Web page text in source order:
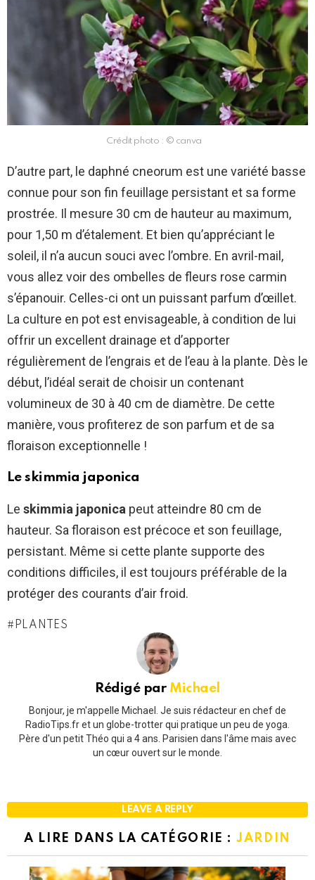
Crédit photo : © canva
D’autre part, le daphné cneorum est une variété basse
connue pour son fin feuillage persistant et sa forme
prostrée. Il mesure 30 cm de hauteur au maximum,
pour 1,50 m d’étalement. Et bien qu’appréciant le
soleil, il n’a aucun souci avec l’ombre. En avril-mail,
vous allez voir des ombelles de fleurs rose carmin
s’épanouir. Celles-ci ont un puissant parfum d’œillet.
La culture en pot est envisageable, à condition de lui
offrir un excellent drainage et d’apporter
régulièrement de l’engrais et de l’eau à la plante. Dès le
début, l’idéal serait de choisir un contenant
volumineux de 30 à 40 cm de diamètre. De cette
manière, vous profiterez de son parfum et de sa
floraison exceptionnelle !
Le skimmia japonica
Le skimmia japonica peut atteindre 80 cm de
hauteur. Sa floraison est précoce et son feuillage,
persistant. Même si cette plante supporte des
conditions difficiles, il est toujours préférable de la
protéger des courants d’air froid.
PLANTES
Rédigé par Michael
Bonjour, je m'appelle Michael. Je suis rédacteur en chef de
RadioTips.fr et un globe-trotter qui pratique un peu de yoga.
Père d'un petit Théo qui a 4 ans. Parisien dans l'âme mais avec
un cœur ouvert sur le monde.
LEAVE A REPLY
A LIRE DANS LA CATÉGORIE :JARDIN